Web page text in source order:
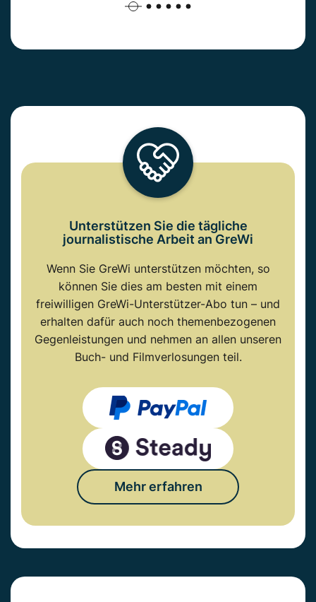
Unterstützen Sie die tägliche
journalistische Arbeit an GreWi
Wenn Sie GreWi unterstützen möchten, so
können Sie dies am besten mit einem
freiwilligen GreWi-Unterstützer-Abo tun – und
erhalten dafür auch noch themenbezogenen
Gegenleistungen und nehmen an allen unseren
Buch- und Filmverlosungen teil.
Mehr erfahren